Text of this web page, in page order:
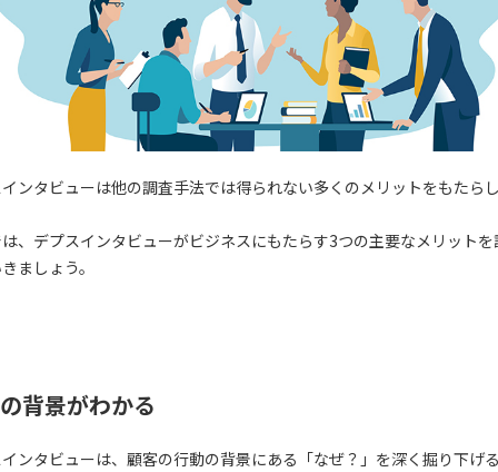
ンタビューは他の調査手法では得られない多くのメリットをもたら
、デプスインタビューがビジネスにもたらす3つの主要なメリット
ましょう。
背景がわかる
ンタビューは、顧客の行動の背景にある「なぜ？」を深く掘り下げ